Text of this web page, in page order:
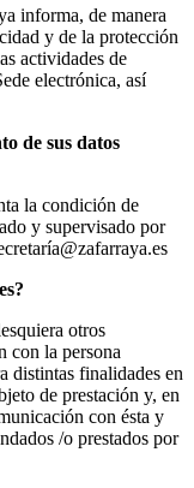
informa, de manera
y de la protección
actividades de
electrónica, así
de sus datos
la condición de
y supervisado por
otros
con la persona
distintas finalidades en
de prestación y, en
con ésta y
/o prestados por